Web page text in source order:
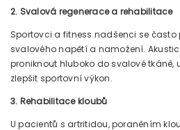
2. Svalová regenerace a rehabilitace
Sportovci a fitness nadšenci se
svalového napětí a namožení.
proniknout hluboko do svalové tkáně,
zlepšit sportovní výkon.
3. Rehabilitace kloubů
U pacientů s artritidou, poraněním